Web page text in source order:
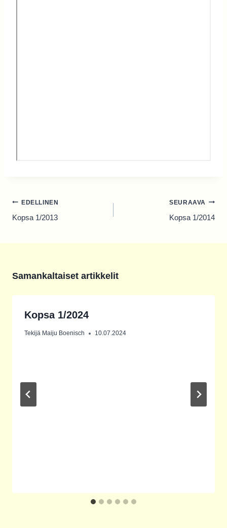
Artikkelien
selaus
EDELLINEN
Kopsa 1/2013
SEURAAVA
Kopsa 1/2014
Samankaltaiset artikkelit
Kopsa 1/2024
Tekijä Maiju Boenisch 10.07.2024